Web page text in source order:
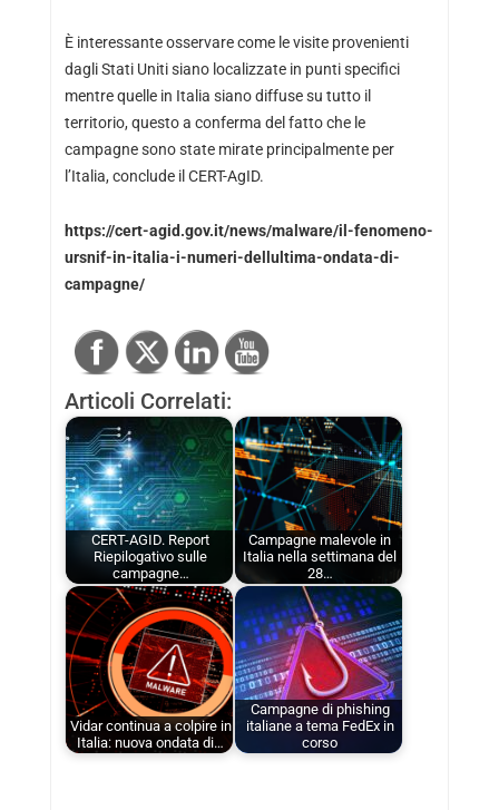
È interessante osservare come le visite provenienti
dagli Stati Uniti siano localizzate in punti specifici
mentre quelle in Italia siano diffuse su tutto il
territorio, questo a conferma del fatto che le
campagne sono state mirate principalmente per
l’Italia, conclude il CERT-AgID.
https://cert-agid.gov.it/news/malware/il-fenomeno-
ursnif-in-italia-i-numeri-dellultima-ondata-di-
campagne/
Articoli Correlati:
CERT-AGID. Report
Riepilogativo sulle
campagne…
Campagne malevole in
Italia nella settimana del
28…
Vidar continua a colpire in
Italia: nuova ondata di…
Campagne di phishing
italiane a tema FedEx in
corso